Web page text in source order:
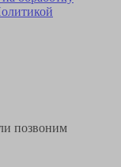
позвоним